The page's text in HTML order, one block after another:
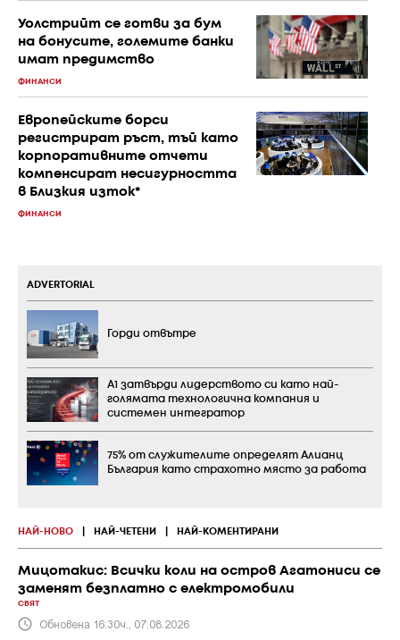
Уолстрийт се готви за бум
на бонусите, големите банки
имат предимство
ФИНАНСИ
Европейските борси
регистрират ръст, тъй като
корпоративните отчети
компенсират несигурността
в Близкия изток*
ФИНАНСИ
НАЙ-НОВО НАЙ-ЧЕТЕНИ НАЙ-КОМЕНТИРАНИ
Мицотакис: Всички коли на остров Агатониси се
заменят безплатно с електромобили
СВЯТ
Обновена 16:30ч., 07.08.2026
ADVERTORIAL
Горди отвътре
А1 затвърди лидерството си като най-
голямата технологична компания и
системен интегратор
75% от служителите определят Алианц
България като страхотно място за работа